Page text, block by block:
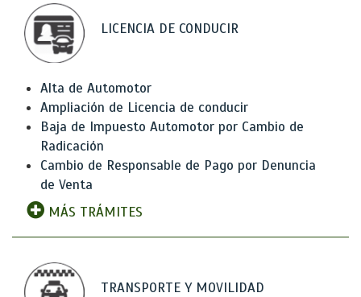
LICENCIA DE CONDUCIR
Alta de Automotor
Ampliación de Licencia de conducir
Baja de Impuesto Automotor por Cambio de
Radicación
Cambio de Responsable de Pago por Denuncia
de Venta
MÁS TRÁMITES
TRANSPORTE Y MOVILIDAD